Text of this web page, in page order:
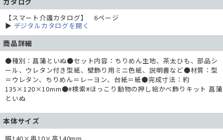
【スマート介護カタログ】 6ページ
▶ デジタルカタログを開く
商品詳細
●種別：菖蒲といぬ●セット内容：ちりめん生地、茶太ひも、部品シ
ール、ウレタン付き型紙、壁飾り用ミニ色紙、説明書など●材質：型
＝ウレタン、ちりめん＝レーヨン、台紙＝紙●完成寸法：約
135×120×10mm●#検索#ほっこり動物の押し絵かべ飾りキット 菖蒲
といぬ
本体サイズ